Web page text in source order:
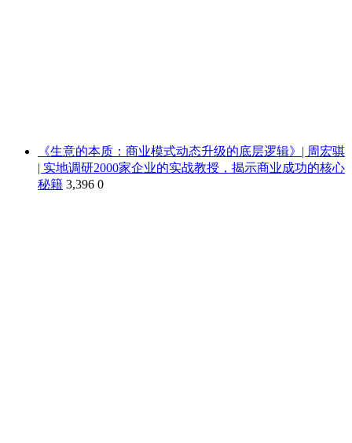
《生意的本质：商业模式动态升级的底层逻辑》| 周宏骐
| 实地调研2000家企业的实战教授，揭示商业成功的核心
秘籍 3,396 0